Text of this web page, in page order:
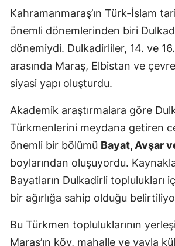
Kahramanmaraş’ın Türk-İslam
önemli dönemlerinden biri
dönemiydi. Dulkadirliler, 14. ve
arasında Maraş, Elbistan ve
siyasi yapı oluşturdu.
Akademik araştırmalara göre
Türkmenlerini meydana getiren
önemli bir bölümü Bayat, Avşar
boylarından oluşuyordu.
Bayatların Dulkadirli toplulukları
bir ağırlığa sahip olduğu
Bu Türkmen topluluklarının
Maraş’ın köy, mahalle ve yayla